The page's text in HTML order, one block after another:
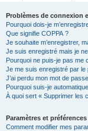
Problèmes de connexion
Pourquoi dois-je
Que signifie COPPA ?
Je souhaite m’enregistrer,
Je suis enregistré mais je
Pourquoi ne puis-je pas me
Je me suis enregistré par
J’ai perdu mon mot de
Pourquoi suis-je
À quoi sert « Supprimer les
Paramètres et
Comment modifier mes